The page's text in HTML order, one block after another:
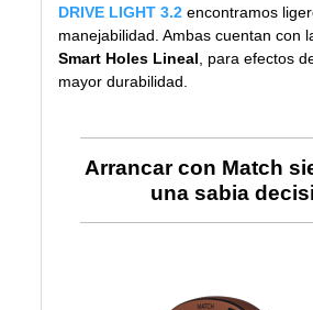
DRIVE LIGHT 3.2 encontramos
manejabilidad. Ambas cuentan con
Smart Holes Lineal , para efectos
mayor durabilidad.
Arrancar con Match
una sabia